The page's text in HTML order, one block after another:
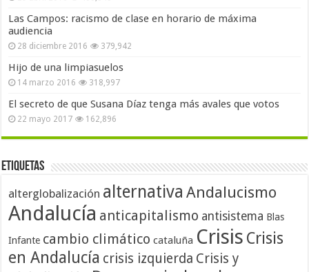
Las Campos: racismo de clase en horario de máxima
audiencia
28 diciembre 2016 379,942
Hijo de una limpiasuelos
14 marzo 2016 318,997
El secreto de que Susana Díaz tenga más avales que votos
22 mayo 2017 162,896
Etiquetas
alterglobalización alternativa Andalucismo
Andalucía anticapitalismo antisistema Blas
Infante cambio climático cataluña Crisis Crisis
en Andalucía crisis izquierda Crisis y